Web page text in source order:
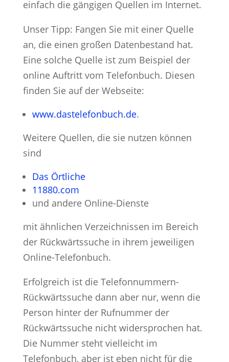
einfach die gängigen Quellen im Internet.
Unser Tipp: Fangen Sie mit einer Quelle
an, die einen großen Datenbestand hat.
Eine solche Quelle ist zum Beispiel der
online Auftritt vom Telefonbuch. Diesen
finden Sie auf der Webseite:
www.dastelefonbuch.de.
Weitere Quellen, die sie nutzen können
sind
Das Örtliche
11880.com
und andere Online-Dienste
mit ähnlichen Verzeichnissen im Bereich
der Rückwärtssuche in ihrem jeweiligen
Online-Telefonbuch.
Erfolgreich ist die Telefonnummern-
Rückwärtssuche dann aber nur, wenn die
Person hinter der Rufnummer der
Rückwärtssuche nicht widersprochen hat.
Die Nummer steht vielleicht im
Telefonbuch, aber ist eben nicht für die